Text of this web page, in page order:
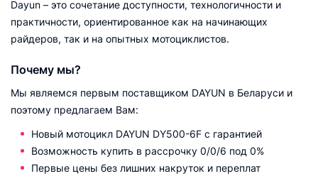
Dayun – это сочетание доступности, технологичности и
практичности, ориентированное как на начинающих
райдеров, так и на опытных мотоциклистов.
Почему мы?
Мы являемся первым поставщиком DAYUN в Беларуси и
поэтому предлагаем Вам:
Новый мотоцикл DAYUN DY500-6F с гарантией
Возможность купить в рассрочку 0/0/6 под 0%
Первые цены без лишних накруток и переплат